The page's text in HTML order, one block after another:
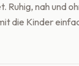
Ruhig, nah und
die Kinder